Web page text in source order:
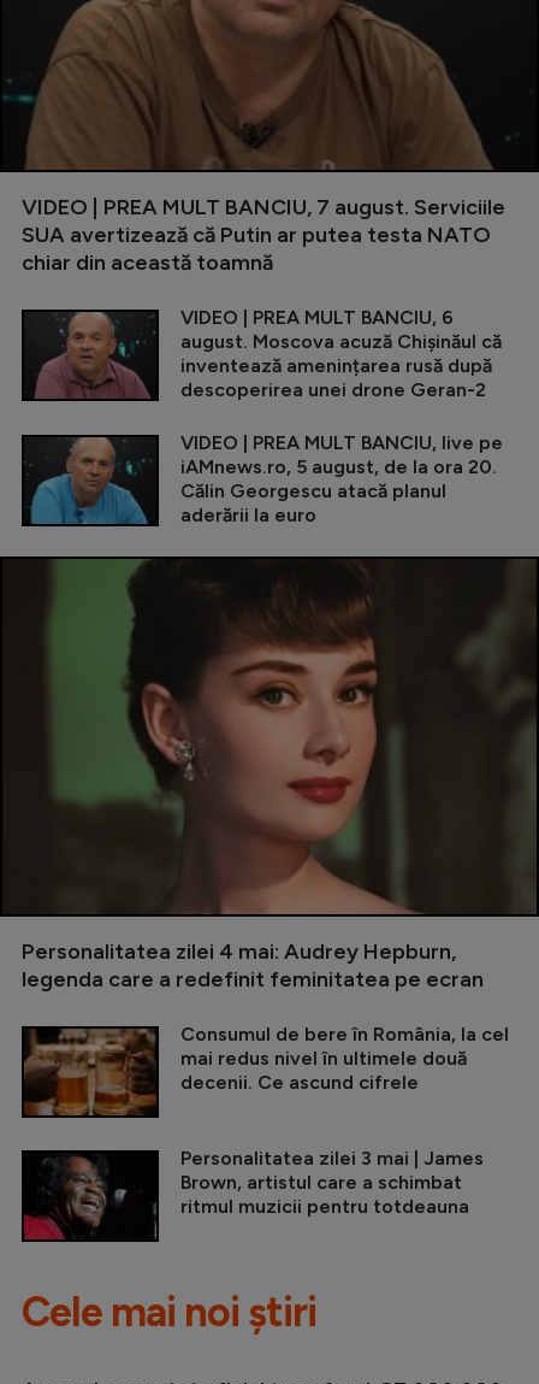
VIDEO | PREA MULT BANCIU, 7 august. Serviciile
SUA avertizează că Putin ar putea testa NATO
chiar din această toamnă
VIDEO | PREA MULT BANCIU, 6
august. Moscova acuză Chișinăul că
inventează amenințarea rusă după
descoperirea unei drone Geran-2
VIDEO | PREA MULT BANCIU, live pe
iAMnews.ro, 5 august, de la ora 20.
Călin Georgescu atacă planul
aderării la euro
Personalitatea zilei 4 mai: Audrey Hepburn,
legenda care a redefinit feminitatea pe ecran
Consumul de bere în România, la cel
mai redus nivel în ultimele două
decenii. Ce ascund cifrele
Personalitatea zilei 3 mai | James
Brown, artistul care a schimbat
ritmul muzicii pentru totdeauna
Cele mai noi știri